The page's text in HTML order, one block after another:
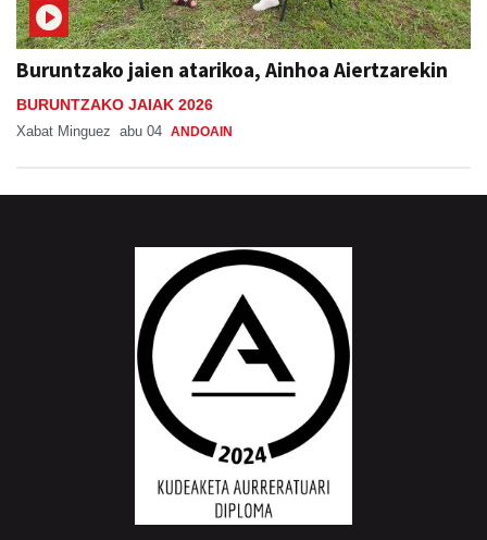
Buruntzako jaien atarikoa, Ainhoa Aiertzarekin
BURUNTZAKO JAIAK 2026
Xabat Minguez abu 04 ANDOAIN